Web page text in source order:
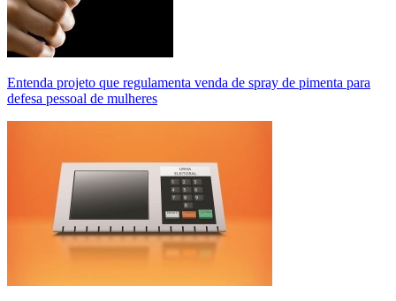
Entenda projeto que regulamenta venda de spray de pimenta para
defesa pessoal de mulheres